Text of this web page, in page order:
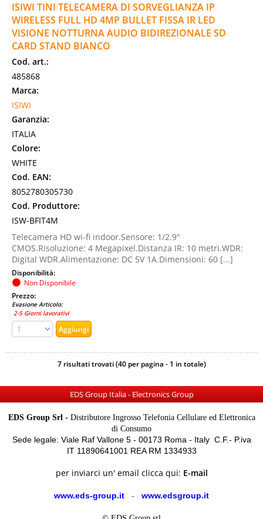
ISIWI TINI TELECAMERA DI SORVEGLIANZA IP
WIRELESS FULL HD 4MP BULLET FISSA IR LED
VISIONE NOTTURNA AUDIO BIDIREZIONALE SD
CARD STAND BIANCO
Cod. art.:
485868
Marca:
ISIWI
Garanzia:
ITALIA
Colore:
WHITE
Cod. EAN:
8052780305730
Cod. Produttore:
ISW-BFIT4M
Telecamera HD wi-fi indoor.Sensore: 1/2.9"
CMOS.Risoluzione: 4 Megapixel.Distanza IR: 10 metri.WDR:
Digital WDR.Alimentazione: DC 5V 1A.Dimensioni: 60 [...]
Disponibilità:
Non Disponibile
Prezzo:
Evasione Articolo:
2-5 Giorni lavorativi
7 risultati trovati (40 per pagina - 1 in totale)
EDS Group Italia - Electronics Group
EDS Group Srl -Distributore Ingrosso Telefonia Cellulare ed Elettronica
di Consumo
Sede legale: Viale Raf Vallone 5 - 00173 Roma - Italy C.F.- P.iva
IT 11890641001 REA RM 1334933
per inviarci un' email clicca qui: E-mail
www.eds-group.it - www.edsgroup.it